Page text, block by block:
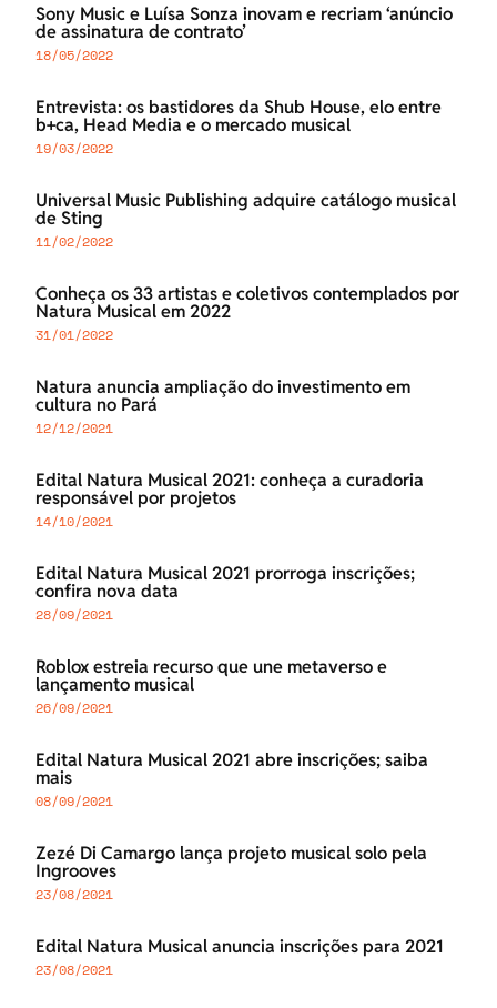
Sony Music e Luísa Sonza inovam e recriam ‘anúncio
de assinatura de contrato’
18/05/2022
Entrevista: os bastidores da Shub House, elo entre
b+ca, Head Media e o mercado musical
19/03/2022
Universal Music Publishing adquire catálogo musical
de Sting
11/02/2022
Conheça os 33 artistas e coletivos contemplados por
Natura Musical em 2022
31/01/2022
Natura anuncia ampliação do investimento em
cultura no Pará
12/12/2021
Edital Natura Musical 2021: conheça a curadoria
responsável por projetos
14/10/2021
Edital Natura Musical 2021 prorroga inscrições;
confira nova data
28/09/2021
Roblox estreia recurso que une metaverso e
lançamento musical
26/09/2021
Edital Natura Musical 2021 abre inscrições; saiba
mais
08/09/2021
Zezé Di Camargo lança projeto musical solo pela
Ingrooves
23/08/2021
Edital Natura Musical anuncia inscrições para 2021
23/08/2021